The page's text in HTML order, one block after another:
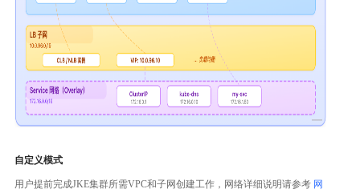
自定义模式
用户提前完成JKE集群所需VPC和子网创建工作，网络详细说明请参考 网